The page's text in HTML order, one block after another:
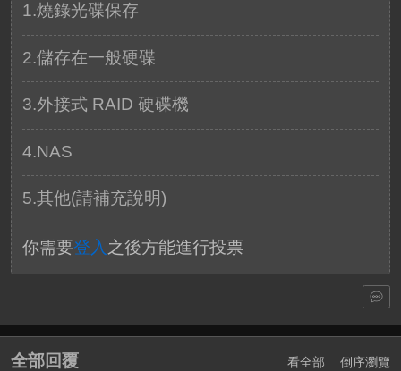
1.燒錄光碟保存
2.儲存在一般硬碟
3.外接式 RAID 硬碟機
4.NAS
5.其他(請補充說明)
你需要登入 之後方能進行投票
全部回覆 看全部 倒序瀏覽